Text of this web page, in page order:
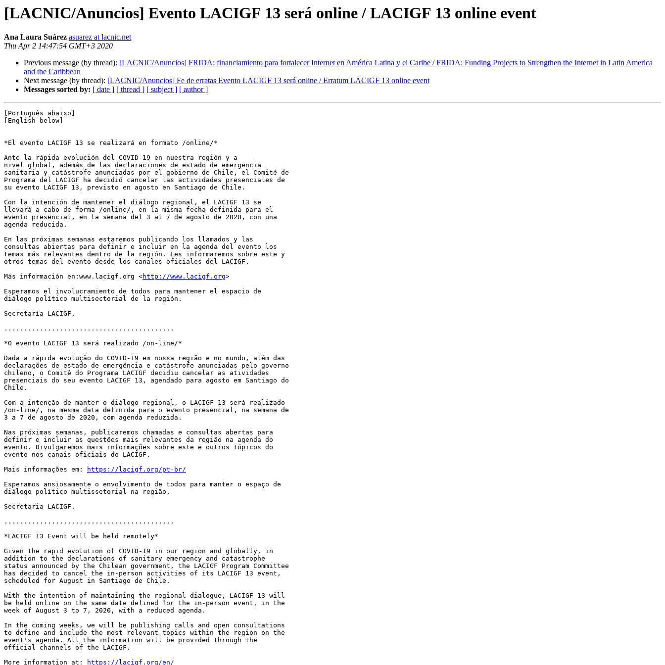
[LACNIC/Anuncios] Evento LACIGF 13 será online / LACIGF 13 online event
Ana Laura Suárez asuarez at lacnic.net
Thu Apr 2 14:47:54 GMT+3 2020
Previous message (by thread): [LACNIC/Anuncios] FRIDA: financiamiento para fortalecer Internet en América Latina y el Caribe / FRIDA: Funding Projects to Strengthen the Internet in Latin America
and the Caribbean
Next message (by thread): [LACNIC/Anuncios] Fe de erratas Evento LACIGF 13 será online / Erratum LACIGF 13 online event
Messages sorted by: [ date ] [ thread ] [ subject ] [ author ]
[Português abaixo]
[English below]
*El evento LACIGF 13 se realizará en formato /online/*
Ante la rápida evolución del COVID-19 en nuestra región y a
nivel global, además de las declaraciones de estado de emergencia
sanitaria y catástrofe anunciadas por el gobierno de Chile, el Comité de
Programa del LACIGF ha decidió cancelar las actividades presenciales de
su evento LACIGF 13, previsto en agosto en Santiago de Chile.
Con la intención de mantener el diálogo regional, el LACIGF 13 se
llevará a cabo de forma /online/, en la misma fecha definida para el
evento presencial, en la semana del 3 al 7 de agosto de 2020, con una
agenda reducida.
En las próximas semanas estaremos publicando los llamados y las
consultas abiertas para definir e incluir en la agenda del evento los
temas más relevantes dentro de la región. Les informaremos sobre este y
otros temas del evento desde los canales oficiales del LACIGF.
Más información en:www.lacigf.org <http://www.lacigf.org>
Esperamos el involucramiento de todos para mantener el espacio de
diálogo político multisectorial de la región.
Secretaría LACIGF.
...........................................
*O evento LACIGF 13 será realizado /on-line/*
Dada a rápida evolução do COVID-19 em nossa região e no mundo, além das
declarações de estado de emergência e catástrofe anunciadas pelo governo
chileno, o Comitê do Programa LACIGF decidiu cancelar as atividades
presenciais do seu evento LACIGF 13, agendado para agosto em Santiago do
Chile.
Com a intenção de manter o diálogo regional, o LACIGF 13 será realizado
/on-line/, na mesma data definida para o evento presencial, na semana de
3 a 7 de agosto de 2020, com agenda reduzida.
Nas próximas semanas, publicaremos chamadas e consultas abertas para
definir e incluir as questões mais relevantes da região na agenda do
evento. Divulgaremos mais informações sobre este e outros tópicos do
evento nos canais oficiais do LACIGF.
Mais informações em:
https://lacigf.org/pt-br/
Esperamos ansiosamente o envolvimento de todos para manter o espaço de
diálogo político multissetorial na região.
Secretaria LACIGF.
...........................................
*LACIGF 13 Event will be held remotely*
Given the rapid evolution of COVID-19 in our region and globally, in
addition to the declarations of sanitary emergency and catastrophe
status announced by the Chilean government, the LACIGF Program Committee
has decided to cancel the in-person activities of its LACIGF 13 event,
scheduled for August in Santiago de Chile.
With the intention of maintaining the regional dialogue, LACIGF 13 will
be held online on the same date defined for the in-person event, in the
week of August 3 to 7, 2020, with a reduced agenda.
In the coming weeks, we will be publishing calls and open consultations
to define and include the most relevant topics within the region on the
event's agenda. All the information will be provided through the
official channels of the LACIGF.
More information at:
https://lacigf.org/en/